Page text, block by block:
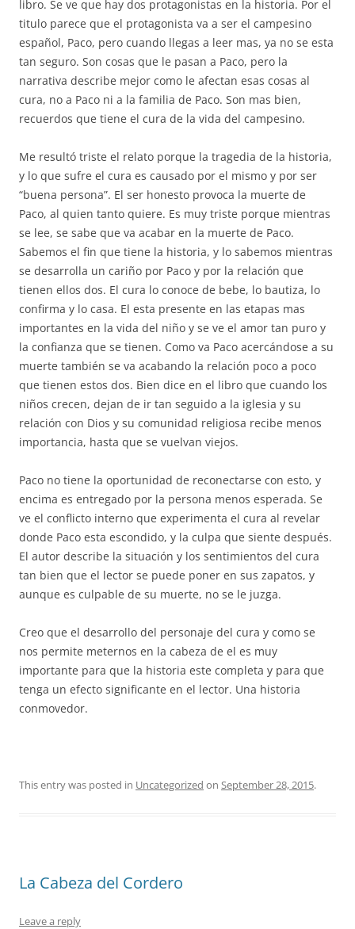
libro. Se ve que hay dos protagonistas en la historia. Por el
titulo parece que el protagonista va a ser el campesino
español, Paco, pero cuando llegas a leer mas, ya no se esta
tan seguro. Son cosas que le pasan a Paco, pero la
narrativa describe mejor como le afectan esas cosas al
cura, no a Paco ni a la familia de Paco. Son mas bien,
recuerdos que tiene el cura de la vida del campesino.
Me resultó triste el relato porque la tragedia de la historia,
y lo que sufre el cura es causado por el mismo y por ser
“buena persona”. El ser honesto provoca la muerte de
Paco, al quien tanto quiere. Es muy triste porque mientras
se lee, se sabe que va acabar en la muerte de Paco.
Sabemos el fin que tiene la historia, y lo sabemos mientras
se desarrolla un cariño por Paco y por la relación que
tienen ellos dos. El cura lo conoce de bebe, lo bautiza, lo
confirma y lo casa. El esta presente en las etapas mas
importantes en la vida del niño y se ve el amor tan puro y
la confianza que se tienen. Como va Paco acercándose a su
muerte también se va acabando la relación poco a poco
que tienen estos dos. Bien dice en el libro que cuando los
niños crecen, dejan de ir tan seguido a la iglesia y su
relación con Dios y su comunidad religiosa recibe menos
importancia, hasta que se vuelvan viejos.
Paco no tiene la oportunidad de reconectarse con esto, y
encima es entregado por la persona menos esperada. Se
ve el conflicto interno que experimenta el cura al revelar
donde Paco esta escondido, y la culpa que siente después.
El autor describe la situación y los sentimientos del cura
tan bien que el lector se puede poner en sus zapatos, y
aunque es culpable de su muerte, no se le juzga.
Creo que el desarrollo del personaje del cura y como se
nos permite meternos en la cabeza de el es muy
importante para que la historia este completa y para que
tenga un efecto significante en el lector. Una historia
conmovedor.
This entry was posted in Uncategorized on September 28, 2015.
La Cabeza del Cordero
Leave a reply